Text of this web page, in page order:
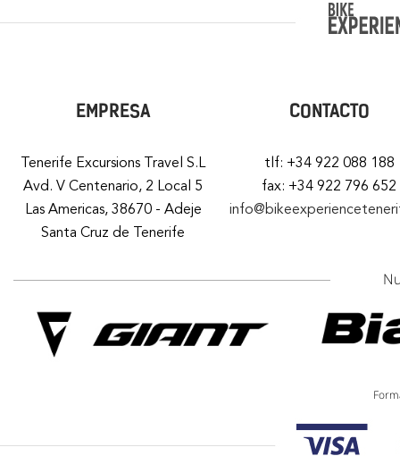
EMPRESA
Tenerife Excursions Travel S.L
Avd. V Centenario, 2 Local 5
Las Americas, 38670 - Adeje
Santa Cruz de Tenerife
CONTACTO
tlf: +34 922 088 188
fax: +34 922 796 652